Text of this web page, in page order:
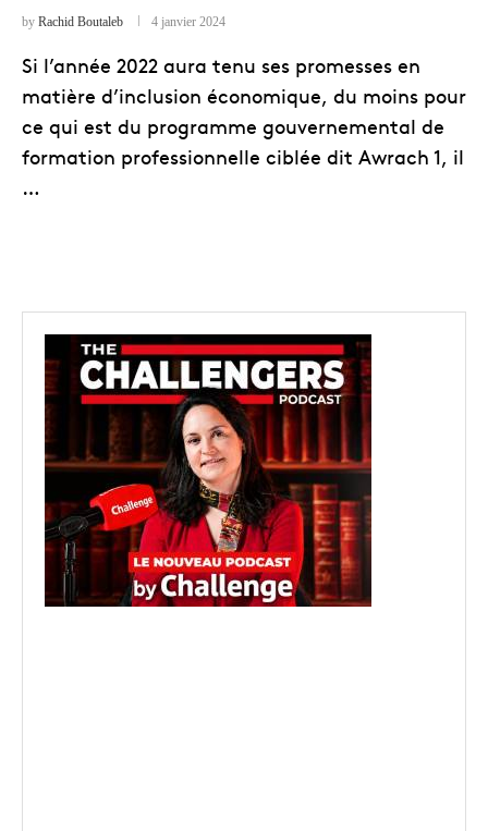
by Rachid Boutaleb 4 janvier 2024
Si l’année 2022 aura tenu ses promesses en
matière d’inclusion économique, du moins pour
ce qui est du programme gouvernemental de
formation professionnelle ciblée dit Awrach 1, il
…